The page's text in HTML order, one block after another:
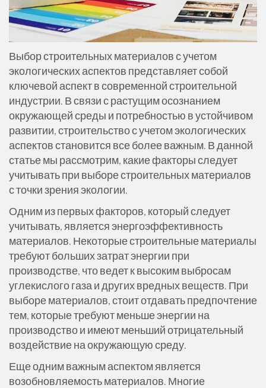
Выбор строительных материалов с учетом
экологических аспектов представляет собой
ключевой аспект в современной строительной
индустрии. В связи с растущим осознанием
окружающей среды и потребностью в устойчивом
развитии, строительство с учетом экологических
аспектов становится все более важным. В данной
статье мы рассмотрим, какие факторы следует
учитывать при выборе строительных материалов
с точки зрения экологии.
Одним из первых факторов, который следует
учитывать, является энергоэффективность
материалов. Некоторые строительные материалы
требуют больших затрат энергии при
производстве, что ведет к высоким выбросам
углекислого газа и других вредных веществ. При
выборе материалов, стоит отдавать предпочтение
тем, которые требуют меньше энергии на
производство и имеют меньший отрицательный
воздействие на окружающую среду.
Еще одним важным аспектом является
возобновляемость материалов. Многие